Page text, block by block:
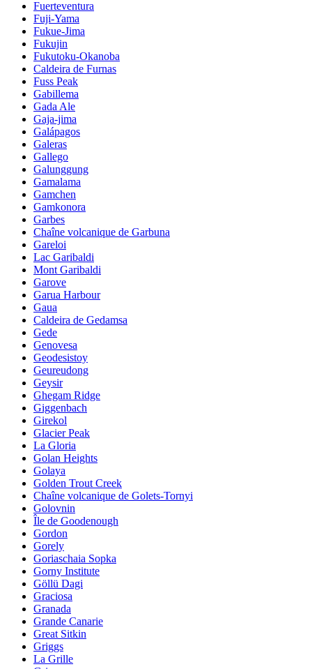
Fuerteventura
Fuji-Yama
Fukue-Jima
Fukujin
Fukutoku-Okanoba
Caldeira de Furnas
Fuss Peak
Gabillema
Gada Ale
Gaja-jima
Galápagos
Galeras
Gallego
Galunggung
Gamalama
Gamchen
Gamkonora
Garbes
Chaîne volcanique de Garbuna
Gareloi
Lac Garibaldi
Mont Garibaldi
Garove
Garua Harbour
Gaua
Caldeira de Gedamsa
Gede
Genovesa
Geodesistoy
Geureudong
Geysir
Ghegam Ridge
Giggenbach
Girekol
Glacier Peak
La Gloria
Golan Heights
Golaya
Golden Trout Creek
Chaîne volcanique de Golets-Tornyi
Golovnin
Île de Goodenough
Gordon
Gorely
Goriaschaia Sopka
Gorny Institute
Göllü Dagi
Graciosa
Granada
Grande Canarie
Great Sitkin
Griggs
La Grille